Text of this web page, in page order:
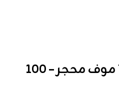
ملايات قطن كود 77 موف محجر – 100